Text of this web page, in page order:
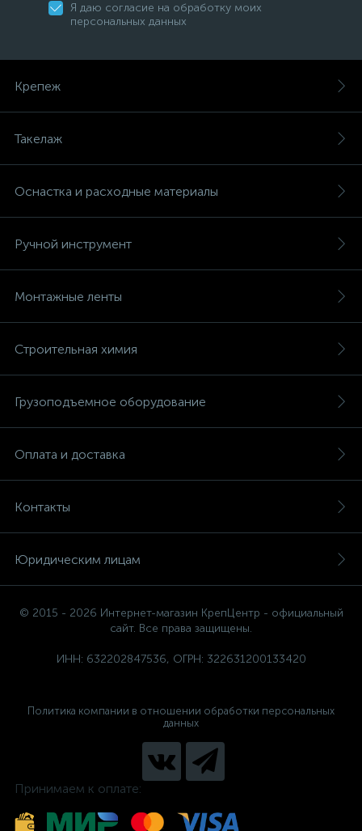
Я даю согласие на обработку моих
персональных данных
Крепеж
Такелаж
Оснастка и расходные материалы
Ручной инструмент
Монтажные ленты
Строительная химия
Грузоподъемное оборудование
Оплата и доставка
Контакты
Юридическим лицам
© 2015 - 2026 Интернет-магазин КрепЦентр - официальный
сайт. Все права защищены.
ИНН: 632202847536, ОГРН: 322631200133420
Политика компании в отношении обработки персональных
данных
Принимаем к оплате: